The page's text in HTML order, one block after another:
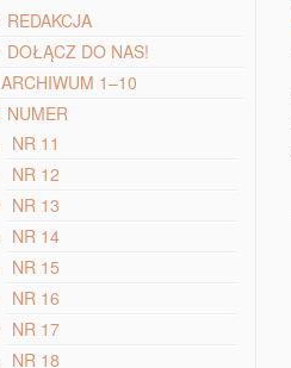
REDAKCJA
DOŁĄCZ DO NAS!
ARCHIWUM 1–10
NUMER
NR 11
NR 12
NR 13
NR 14
NR 15
NR 16
NR 17
NR 18